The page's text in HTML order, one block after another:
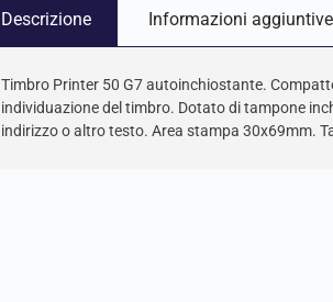
Descrizione Informazioni aggiuntive
Timbro Printer 50 G7 autoinchiostante.
individuazione del timbro. Dotato di tampone
indirizzo o altro testo. Area stampa 30x69mm.